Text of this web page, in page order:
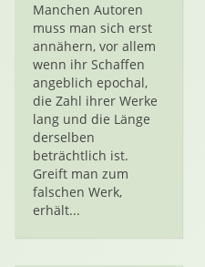
Manchen Autoren
muss man sich erst
annähern, vor allem
wenn ihr Schaffen
angeblich epochal,
die Zahl ihrer Werke
lang und die Länge
derselben
beträchtlich ist.
Greift man zum
falschen Werk,
erhält...